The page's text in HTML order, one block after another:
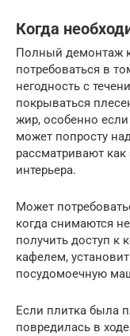
Когда
Полный демонтаж
потребоваться в
негодность с
покрываться
жир, особенно
может попросту
рассматривают
интерьера.
Может
когда снимаются
получить доступ
кафелем,
посудомоечную
Если плитка была
повредилась в